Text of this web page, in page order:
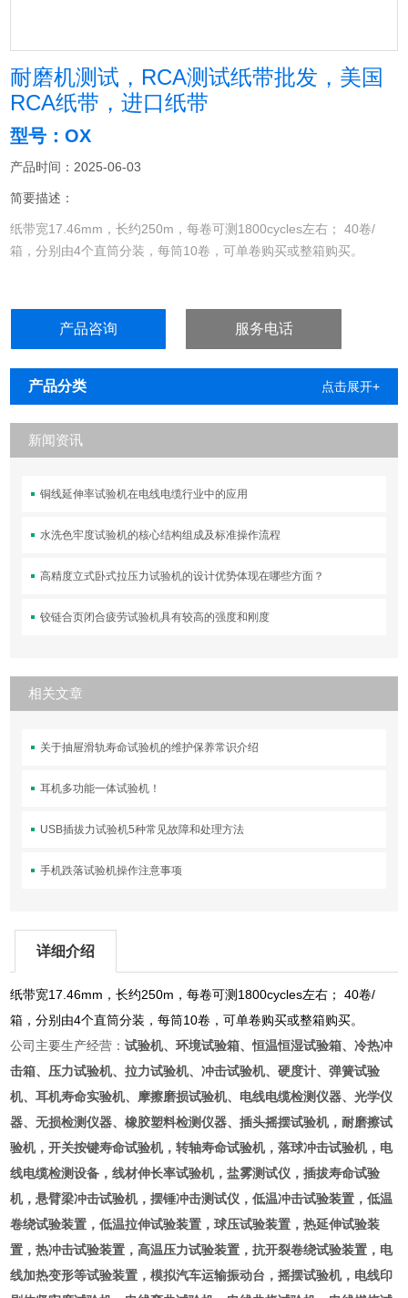
耐磨机测试，RCA测试纸带批发，美国
RCA纸带，进口纸带
型号：OX
产品时间：2025-06-03
简要描述：
纸带宽17.46mm，长约250m，每卷可测1800cycles左右； 40卷/
箱，分别由4个直筒分装，每筒10卷，可单卷购买或整箱购买。
产品咨询 服务电话
产品分类 点击展开+
新闻资讯
铜线延伸率试验机在电线电缆行业中的应用
水洗色牢度试验机的核心结构组成及标准操作流程
高精度立式卧式拉压力试验机的设计优势体现在哪些方面？
铰链合页闭合疲劳试验机具有较高的强度和刚度
相关文章
关于抽屉滑轨寿命试验机的维护保养常识介绍
耳机多功能一体试验机！
USB插拔力试验机5种常见故障和处理方法
手机跌落试验机操作注意事项
详细介绍
纸带宽17.46mm，长约250m，每卷可测1800cycles左右； 40卷/
箱，分别由4个直筒分装，每筒10卷，可单卷购买或整箱购买。
公司主要生产经营：试验机、环境试验箱、恒温恒湿试验箱、冷热冲
击箱、压力试验机、拉力试验机、冲击试验机、硬度计、弹簧试验
机、耳机寿命实验机、摩擦磨损试验机、电线电缆检测仪器、光学仪
器、无损检测仪器、橡胶塑料检测仪器、插头摇摆试验机，耐磨擦试
验机，开关按键寿命试验机，转轴寿命试验机，落球冲击试验机，电
线电缆检测设备，线材伸长率试验机，盐雾测试仪，插拔寿命试验
机，悬臂梁冲击试验机，摆锤冲击测试仪，低温冲击试验装置，低温
卷绕试验装置，低温拉伸试验装置，球压试验装置，热延伸试验装
置，热冲击试验装置，高温压力试验装置，抗开裂卷绕试验装置，电
线加热变形等试验装置，模拟汽车运输振动台，摇摆试验机，电线印